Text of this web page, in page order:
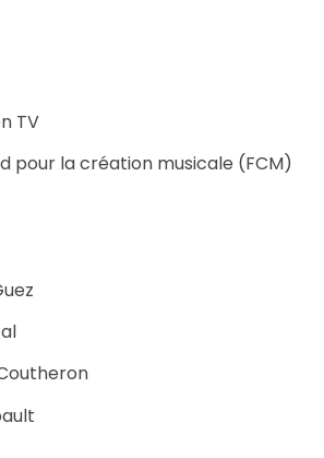
TV
pour la création musicale (FCM)